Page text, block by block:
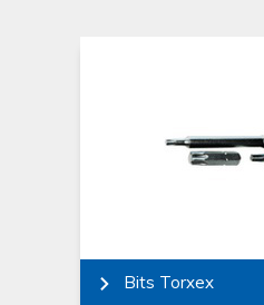
Bits Torxex